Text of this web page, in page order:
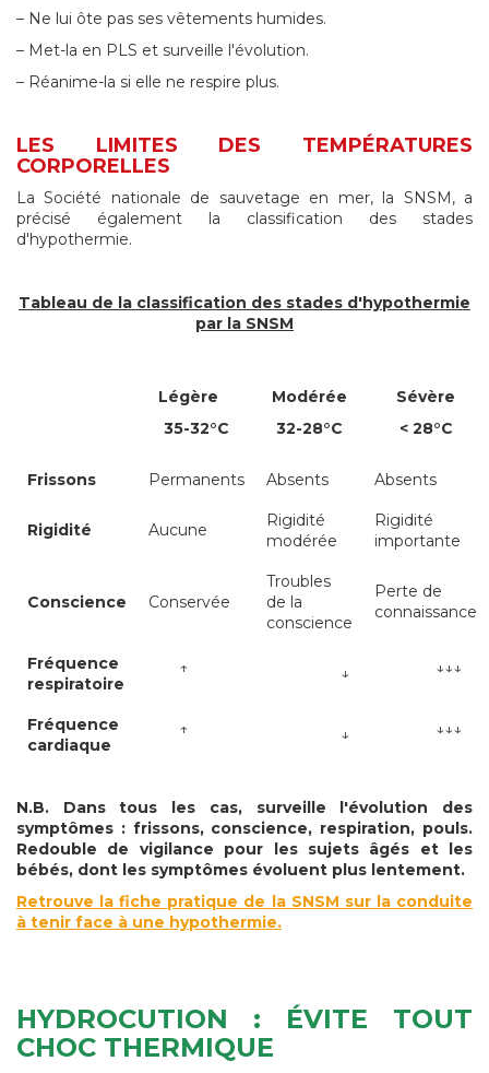
– Ne lui ôte pas ses vêtements humides.
– Met-la en PLS et surveille l'évolution.
– Réanime-la si elle ne respire plus.
LES LIMITES DES TEMPÉRATURES
CORPORELLES
La Société nationale de sauvetage en mer, la SNSM, a
précisé également la classification des stades
d'hypothermie.
Tableau de la classification des stades d'hypothermie
par la SNSM
Légère
35-32°C
Modérée
32-28°C
Sévère
< 28°C
Frissons Permanents Absents Absents
Rigidité Aucune
Rigidité
modérée
Rigidité
importante
Conscience Conservée
Troubles
de la
conscience
Perte de
connaissance
Fréquence
respiratoire
↑ ↓ ↓↓↓
Fréquence
cardiaque
↑ ↓ ↓↓↓
N.B. Dans tous les cas, surveille l'évolution des
symptômes : frissons, conscience, respiration, pouls.
Redouble de vigilance pour les sujets âgés et les
bébés, dont les symptômes évoluent plus lentement.
Retrouve la fiche pratique de la SNSM sur la conduite
à tenir face à une hypothermie.
HYDROCUTION : ÉVITE TOUT
CHOC THERMIQUE